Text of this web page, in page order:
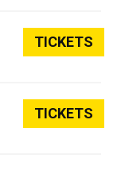
TICKETS
TICKETS